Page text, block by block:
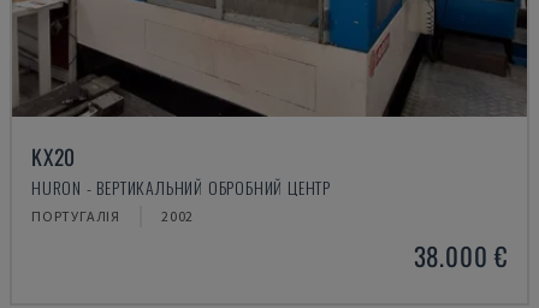
KX20
HURON - ВЕРТИКАЛЬНИЙ ОБРОБНИЙ ЦЕНТР
ПОРТУГАЛІЯ 2002
38.000 €